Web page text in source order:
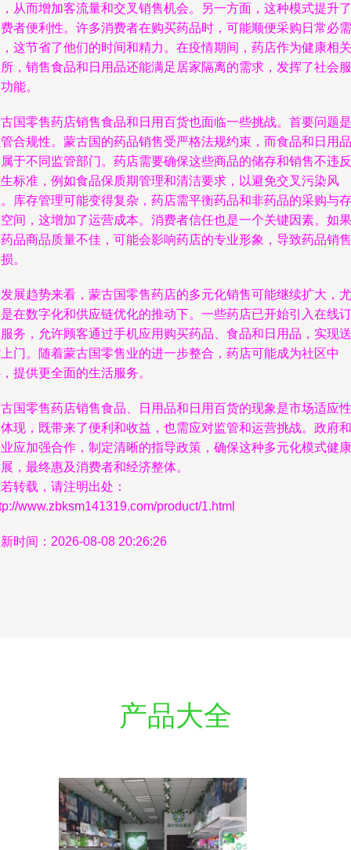
从而增加客流量和交叉销售机会。另一方面，这种模式提升了
者便利性。许多消费者在购买药品时，可能顺便采购日常必需
这节省了他们的时间和精力。在疫情期间，药店作为健康相关
，销售食品和日用品还能满足居家隔离的需求，发挥了社会服
能。
国零售药店销售食品和日用百货也面临一些挑战。首要问题是
合规性。蒙古国的药品销售受严格法规约束，而食品和日用品
于不同监管部门。药店需要确保这些商品的储存和销售不违反
标准，例如食品保质期管理和清洁要求，以避免交叉污染风
库存管理可能变得复杂，药店需平衡药品和非药品的采购与存
间，这增加了运营成本。消费者信任也是一个关键因素。如果
品商品质量不佳，可能会影响药店的专业形象，导致药品销售
。
展趋势来看，蒙古国零售药店的多元化销售可能继续扩大，尤
在数字化和供应链优化的推动下。一些药店已开始引入在线订
务，允许顾客通过手机应用购买药品、食品和日用品，实现送
门。随着蒙古国零售业的进一步整合，药店可能成为社区中
提供更全面的生活服务。
国零售药店销售食品、日用品和日用百货的现象是市场适应性
现，既带来了便利和收益，也需应对监管和运营挑战。政府和
应加强合作，制定清晰的指导政策，确保这种多元化模式健康
，最终惠及消费者和经济整体。
转载，请注明出处：
www.zbksm141319.com/product/1.html
时间：2026-08-08 20:26:26
产品大全